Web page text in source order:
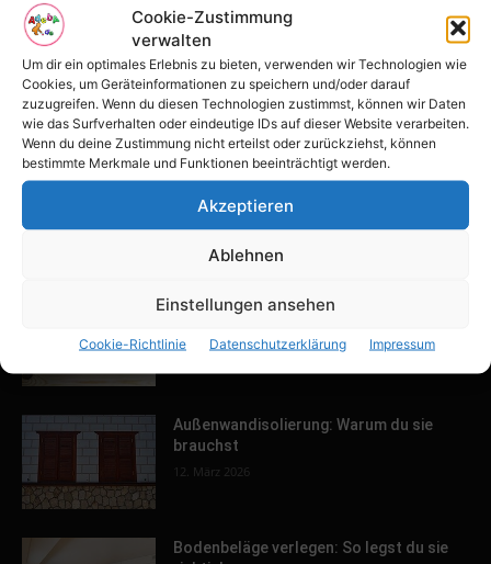
Cookie-Zustimmung
verwalten
Um dir ein optimales Erlebnis zu bieten, verwenden wir Technologien wie
Cookies, um Geräteinformationen zu speichern und/oder darauf
zuzugreifen. Wenn du diesen Technologien zustimmst, können wir Daten
wie das Surfverhalten oder eindeutige IDs auf dieser Website verarbeiten.
Wenn du deine Zustimmung nicht erteilst oder zurückziehst, können
bestimmte Merkmale und Funktionen beeinträchtigt werden.
Akzeptieren
Ablehnen
Einstellungen ansehen
Cookie-Richtlinie Datenschutzerklärung Impressum
POPULAR POSTS
Tulpenfest läutet Frühling in Potsdam
ein
16. April 2026
Familien-Paradies an der Adria
31. März 2026
Keller ausbauen: Tipps und Ideen für
13. März 2026
Außenwandisolierung: Warum du sie
brauchst
12. März 2026
Bodenbeläge verlegen: So legst du sie